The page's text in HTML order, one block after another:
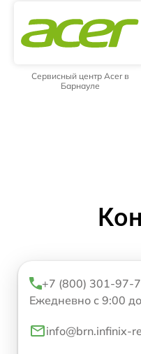
Сервисный центр Acer в
Барнауле
+7 (800) 301-97-
Ежедневно с 9:00
info@brn.infinix-